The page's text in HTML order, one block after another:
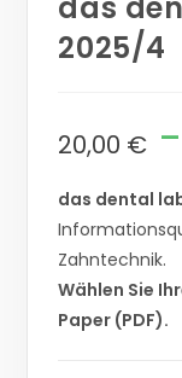
2025/4
20,00 € -
das dental
Zahntechnik.
Wählen Sie
Paper (PDF).